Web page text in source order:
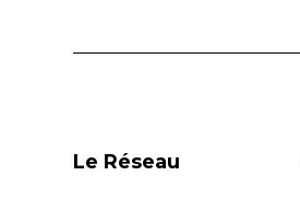
Le Réseau